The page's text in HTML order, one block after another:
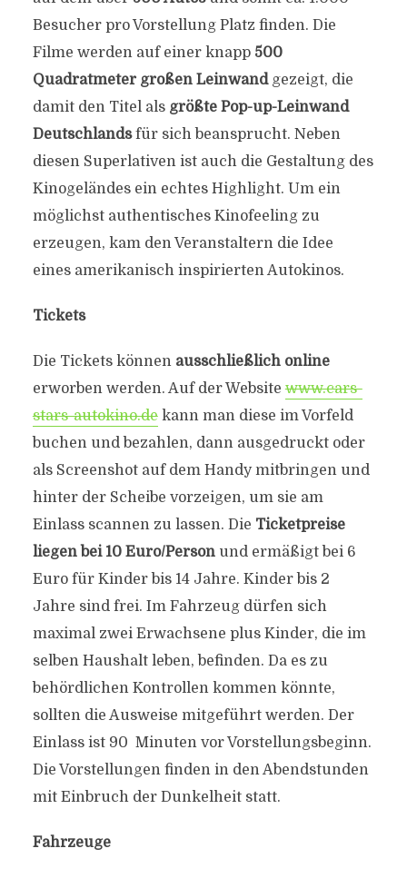
Besucher pro Vorstellung Platz finden. Die
Filme werden auf einer knapp 500
Quadratmeter großen Leinwandgezeigt, die
damit den Titel als größte Pop-up-Leinwand
Deutschlandsfür sich beansprucht. Neben
diesen Superlativen ist auch die Gestaltung des
Kinogeländes ein echtes Highlight. Um ein
möglichst authentisches Kinofeeling zu
erzeugen, kam den Veranstaltern die Idee
eines amerikanisch inspirierten Autokinos.
Tickets
Die Tickets können ausschließlich online
erworben werden. Auf der Websitewww.cars-
stars-autokino.dekann man diese im Vorfeld
buchen und bezahlen, dann ausgedruckt oder
als Screenshot auf dem Handy mitbringen und
hinter der Scheibe vorzeigen, um sie am
Einlass scannen zu lassen. Die Ticketpreise
liegen bei 10 Euro/Personund ermäßigt bei 6
Euro für Kinder bis 14 Jahre. Kinder bis 2
Jahre sind frei. Im Fahrzeug dürfen sich
maximal zwei Erwachsene plus Kinder, die im
selben Haushalt leben, befinden. Da es zu
behördlichen Kontrollen kommen könnte,
sollten die Ausweise mitgeführt werden. Der
Einlass ist 90 Minuten vor Vorstellungsbeginn.
Die Vorstellungen finden in den Abendstunden
mit Einbruch der Dunkelheit statt.
Fahrzeuge